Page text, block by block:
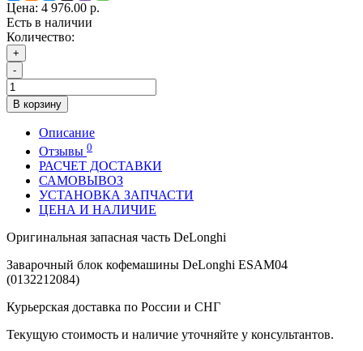
Цена: 4 976.00 р.
Есть в наличии
Количество:
+
-
В корзину
Описание
Отзывы 0
РАСЧЕТ ДОСТАВКИ
САМОВЫВОЗ
УСТАНОВКА ЗАПЧАСТИ
ЦЕНА И НАЛИЧИЕ
Оригинальная запасная часть DeLonghi
Заварочный блок кофемашины DeLonghi ESAM04
(0132212084)
Курьерская доставка по России и СНГ
Текущую стоимость и наличие уточняйте у консультантов.